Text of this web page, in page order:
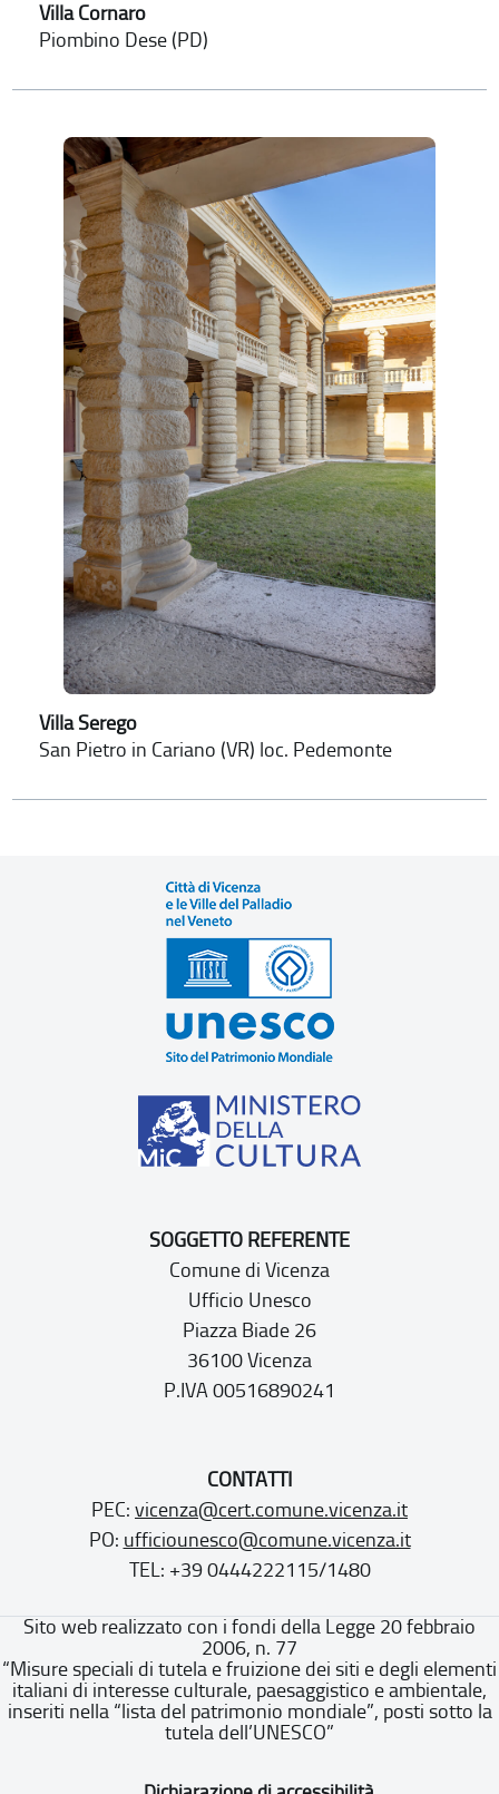
Villa Cornaro
Piombino Dese (PD)
Villa Serego
San Pietro in Cariano (VR) loc. Pedemonte
SOGGETTO REFERENTE
Comune di Vicenza
Ufficio Unesco
Piazza Biade 26
36100 Vicenza
P.IVA 00516890241
CONTATTI
PEC: vicenza@cert.comune.vicenza.it
PO: ufficiounesco@comune.vicenza.it
TEL: +39 0444222115/1480
Sito web realizzato con i fondi della Legge 20 febbraio
2006, n. 77
“Misure speciali di tutela e fruizione dei siti e degli elementi
italiani di interesse culturale, paesaggistico e ambientale,
inseriti nella “lista del patrimonio mondiale”, posti sotto la
tutela dell’UNESCO”